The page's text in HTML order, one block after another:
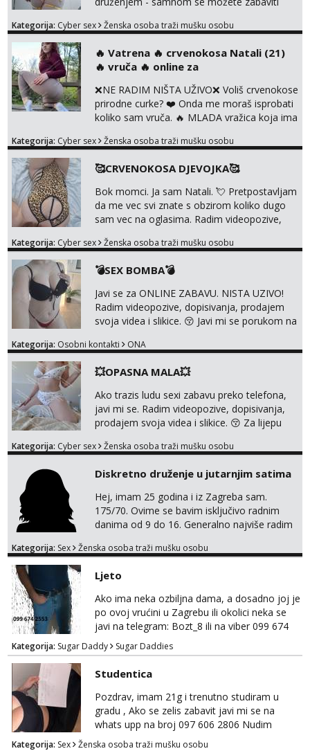
dovoljna radim i u paru i trojci s kolegicama,
uz slike i hot line pozive. Za vas sam
pripremila i slike s licem u raznim
kombinacijama isto kao i razna videa 😈
Volim kinky stvari i dominaciju 🤫 ...
Kategorija: Cyber sex Ženska osoba traži mušku osobu
‎️‍🔥 Vatrena ‎️‍🔥 crvenokosa Natali (21)
‎️‍🔥 vruča‎ ️‍🔥 online za
❌NE RADIM NIŠTA UŽIVO❌ Voliš crvenokose
prirodne curke? ❤️ Onda me moraš isprobati
koliko sam vruča.‎ ️‍🔥 MLADA vražica koja ima
prljave i u svemu vidim samo užitak. 💦 U
po svojoj mjeri. Sexi videa s kolegicama,
dečkom ili pak ja sama di se dovodim do
ludila. 🍑 Naravno ako ti moja ponuda nije
dovoljna uvije...
Kategorija: Cyber sex Ženska osoba traži mušku osobu
🥰CRVENOKOSA DJEVOJKA🥰
Bok momci. Ja sam Natali. 💘 Pretpostavljam
da me vec svi znate s obzirom koliko dugo
sam vec na oglasima. Radim videopozive,
Za lijepu suradnju javi mi se porukom na
0045
Kategorija: Cyber sex Ženska osoba traži mušku osobu
💣SEX BOMBA💣
Javi se za ONLINE ZABAVU. NISTA UZIVO!
Radim videopozive, dopisivanja, prodajem
svoja videa i slikice. 😚 Javi mi se porukom na
0045
Kategorija: Osobni kontakti ONA
💥OPASNA MALA💥
Ako trazis ludu sexi zabavu preko telefona,
javi mi se. Radim videopozive, dopisivanja,
prodajem svoja videa i slikice. 😚 Za lijepu
Viber ili Telegram. +385 91 723 0045
Kategorija: Cyber sex Ženska osoba traži mušku osobu
Diskretno druženje u jutarnjim satima
Hej, imam 25 godina i iz Zagreba sam.
175/70. Ovime se bavim isključivo radnim
danima od 9 do 16. Generalno najviše radim
druženja u diskreciji, vjerovatno ćemo si
također, nisam zainteresirana za one and
done susrete. Ako se nalaziš u ovome, javi
mi se na WhatsApp sa nečime o sebi i tome
što voliš seksualno za daljnji d...
Kategorija: Sex Ženska osoba traži mušku osobu
Ljeto
Ako ima neka ozbiljna dama, a dosadno joj je
po ovoj vrućini u Zagrebu ili okolici neka se
javi na telegram: Bozt_8 ili na viber 099 674
2553.
Kategorija: Sugar Daddy Sugar Daddies
Studentica
Pozdrav, imam 21g i trenutno studiram u
gradu , Ako se zelis zabavit javi mi se na
whats upp na broj 097 606 2806 Nudim
razme vrste zabave uzivo i online
Kategorija: Sex Ženska osoba traži mušku osobu